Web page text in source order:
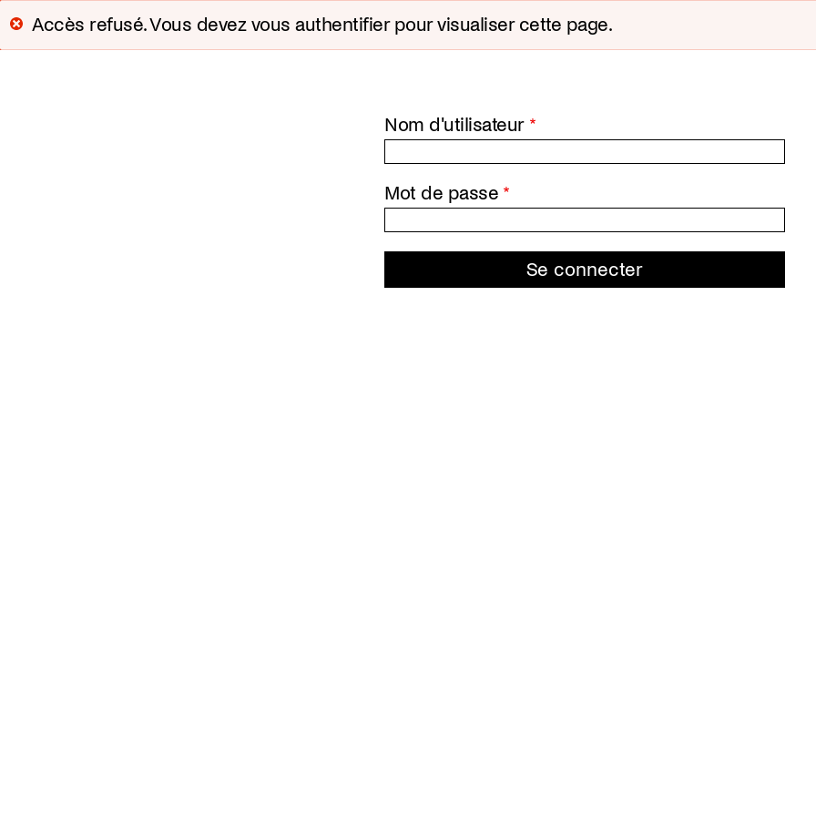
Aller
au
contenu
principal
Message
d'erreur
Accès refusé. Vous devez vous authentifier pour visualiser cette page.
Nom d'utilisateur
Mot de passe